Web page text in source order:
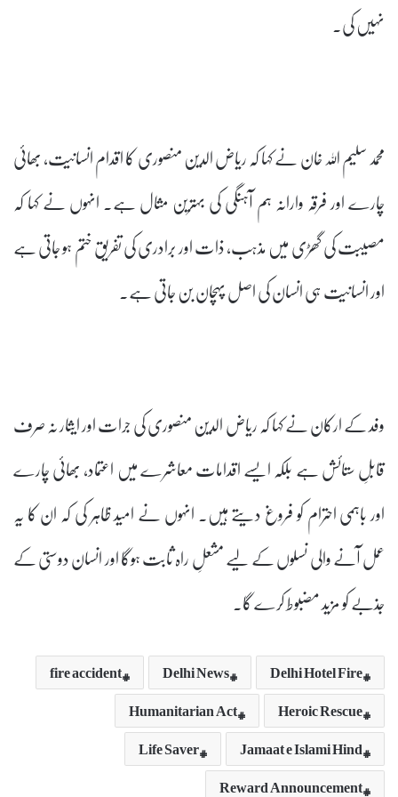
نہیں کی۔
محمد سلیم اللہ خان نے کہا کہ ریاض الدین منصوری کا اقدام انسانیت، بھائی
چارے اور فرقہ وارانہ ہم آہنگی کی بہترین مثال ہے۔ انہوں نے کہا کہ
مصیبت کی گھڑی میں مذہب، ذات اور برادری کی تفریق ختم ہو جاتی ہے
اور انسانیت ہی انسان کی اصل پہچان بن جاتی ہے۔
وفد کے ارکان نے کہا کہ ریاض الدین منصوری کی جرات اور ایثار نہ صرف
قابلِ ستائش ہے بلکہ ایسے اقدامات معاشرے میں اعتماد، بھائی چارے
اور باہمی احترام کو فروغ دیتے ہیں۔ انہوں نے امید ظاہر کی کہ ان کا یہ
عمل آنے والی نسلوں کے لیے مشعلِ راہ ثابت ہوگا اور انسان دوستی کے
جذبے کو مزید مضبوط کرے گا۔
Delhi Hotel Fire
Delhi News
fire accident
Heroic Rescue
Humanitarian Act
Jamaat e Islami Hind
Life Saver
Reward Announcement